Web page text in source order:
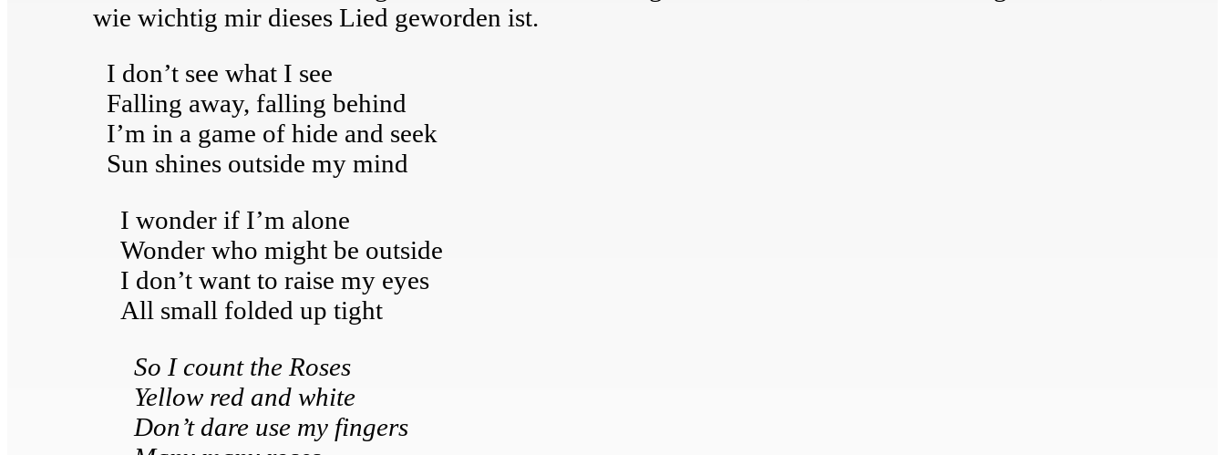
wie wichtig mir dieses Lied geworden ist.
I don’t see what I see
Falling away, falling behind
I’m in a game of hide and seek
Sun shines outside my mind
I wonder if I’m alone
Wonder who might be outside
I don’t want to raise my eyes
All small folded up tight
So I count the Roses
Yellow red and white
Don’t dare use my fingers